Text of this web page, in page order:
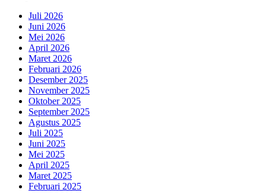
Juli 2026
Juni 2026
Mei 2026
April 2026
Maret 2026
Februari 2026
Desember 2025
November 2025
Oktober 2025
September 2025
Agustus 2025
Juli 2025
Juni 2025
Mei 2025
April 2025
Maret 2025
Februari 2025